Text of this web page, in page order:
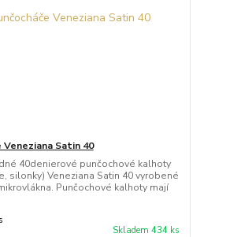
Veneziana Satin 40
40denierové punčochové kalhoty
silonky) Veneziana Satin 40 vyrobené
Punčochové kalhoty mají
Skladem 434 ks